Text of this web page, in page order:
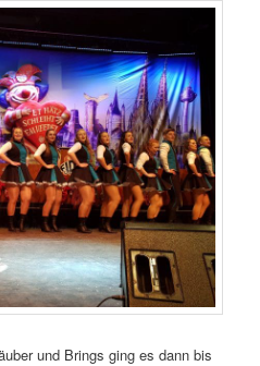
und Brings ging es dann bis